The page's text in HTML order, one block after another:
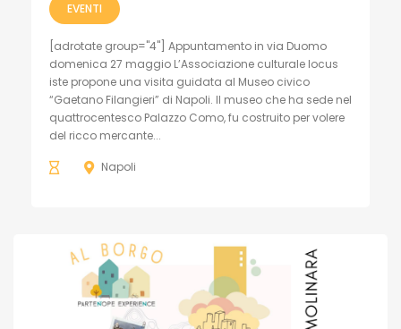
EVENTI
[adrotate group="4"] Appuntamento in via Duomo
domenica 27 maggio L’Associazione culturale locus
iste propone una visita guidata al Museo civico
“Gaetano Filangieri” di Napoli. Il museo che ha sede nel
quattrocentesco Palazzo Como, fu costruito per volere
del ricco mercante...
Napoli